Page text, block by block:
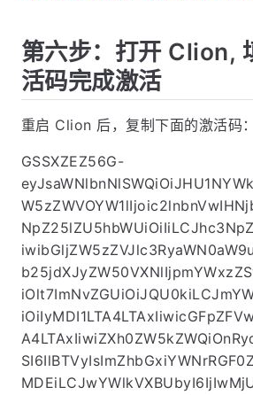
第六步：打开 Clion,
活码完成激活
重启 Clion 后，复制下面的激活码：
GSSXZEZ56G-